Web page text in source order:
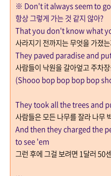
※ Don't it always seem to go
항상 그렇게 가는 것 같지 않아?
That you don't know what
사라지기 전까지는 무엇을 가졌
They paved paradise and
사람들이 낙원을 갈아엎고 주차
(Shooo bop bop bop bop
They took all the trees and
사람들은 모든 나무를 잘라 나무
And then they charged the
to see 'em
그런 후에 그걸 보려면 1달러50